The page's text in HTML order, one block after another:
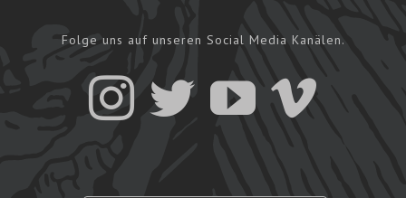
Folge uns auf unseren Social Media Kanälen.